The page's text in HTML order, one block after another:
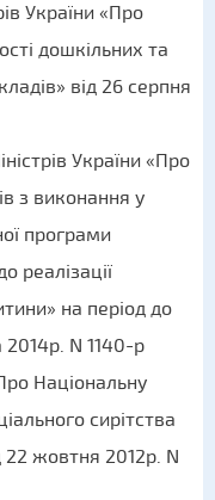
України «Про
дошкільних та
від 26 серпня
України «Про
з виконання у
програми
реалізації
на період до
2014р. N 1140-р
Національну
сирітства
22 жовтня 2012р. N